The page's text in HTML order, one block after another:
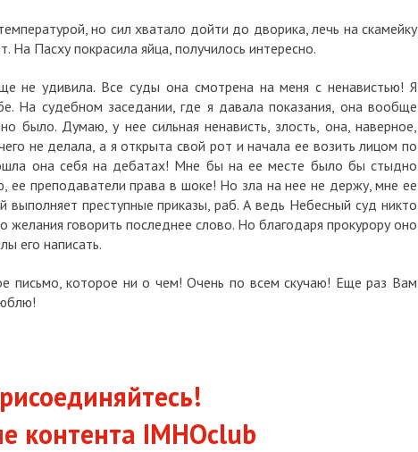
но сил хватало дойти до дворика, лечь на скамейку
На Пасху покрасила яйца, получилось интересно.
не удивила. Все суды она смотрена на меня с ненавистью! Я
На судебном заседании, где я давала показания, она вообще
было. Думаю, у нее сильная ненависть, злость, она, наверное,
не делала, а я открыта свой рот и начала ее возить лицом по
она себя на дебатах! Мне бы на ее месте было бы стыдно
ее преподаватели права в шоке! Но зла на нее не держу, мне ее
преступные приказы, раб. А ведь Небесный суд никто
желания говорить последнее слово. Но благодаря прокурору оно
его написать.
письмо, которое ни о чем!Очень по всем скучаю! Еще раз Вам
контента IMHOclub